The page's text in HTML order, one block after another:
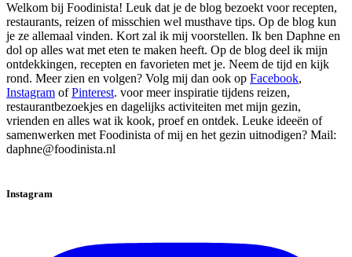
Welkom bij Foodinista! Leuk dat je de blog bezoekt voor recepten,
restaurants, reizen of misschien wel musthave tips. Op de blog kun
je ze allemaal vinden. Kort zal ik mij voorstellen. Ik ben Daphne en
dol op alles wat met eten te maken heeft. Op de blog deel ik mijn
ontdekkingen, recepten en favorieten met je. Neem de tijd en kijk
rond. Meer zien en volgen? Volg mij dan ook op Facebook,
Instagram ofPinterest. voor meer inspiratie tijdens reizen,
restaurantbezoekjes en dagelijks activiteiten met mijn gezin,
vrienden en alles wat ik kook, proef en ontdek. Leuke ideeën of
samenwerken met Foodinista of mij en het gezin uitnodigen? Mail:
daphne@foodinista.nl
Instagram